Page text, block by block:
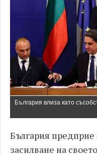
България влиза като
България предприе
засилване на